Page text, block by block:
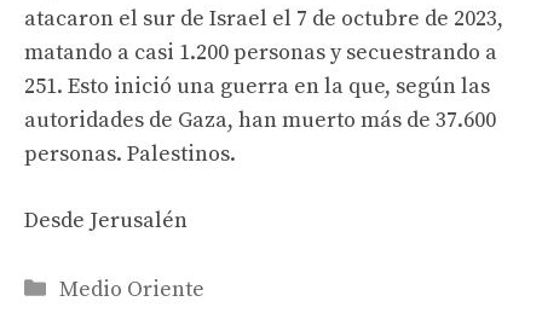
atacaron el sur de Israel el 7 de octubre de 2023,
matando a casi 1.200 personas y secuestrando a
251. Esto inició una guerra en la que, según las
autoridades de Gaza, han muerto más de 37.600
personas. Palestinos.
Desde Jerusalén
Categories
Medio Oriente